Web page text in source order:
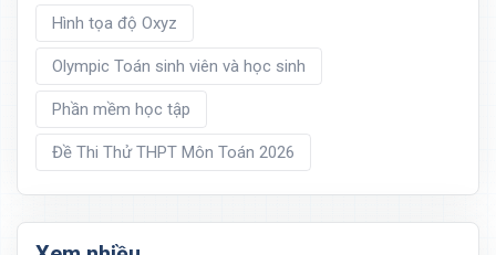
Hình tọa độ Oxyz
Olympic Toán sinh viên và học sinh
Phần mềm học tập
Đề Thi Thử THPT Môn Toán 2026